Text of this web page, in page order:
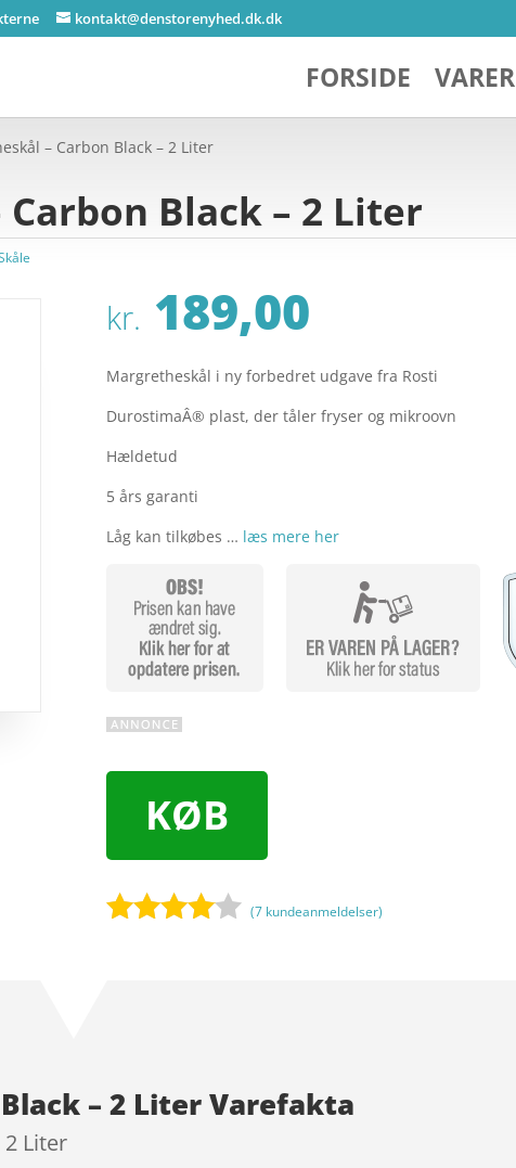
kontakt@denstorenyhed.dk.dk
FORSIDE VARER
– Carbon Black – 2 Liter
Black – 2 Liter
kr. 189,00
Margretheskål i ny forbedret udgave fra Rosti
DurostimaÂ® plast, der tåler fryser og mikroovn
Hældetud
5 års garanti
Låg kan tilkøbes … læs mere her
KØB
ømmels
(7 kundeanmeldelser)
– 2 Liter Varefakta
2 Liter